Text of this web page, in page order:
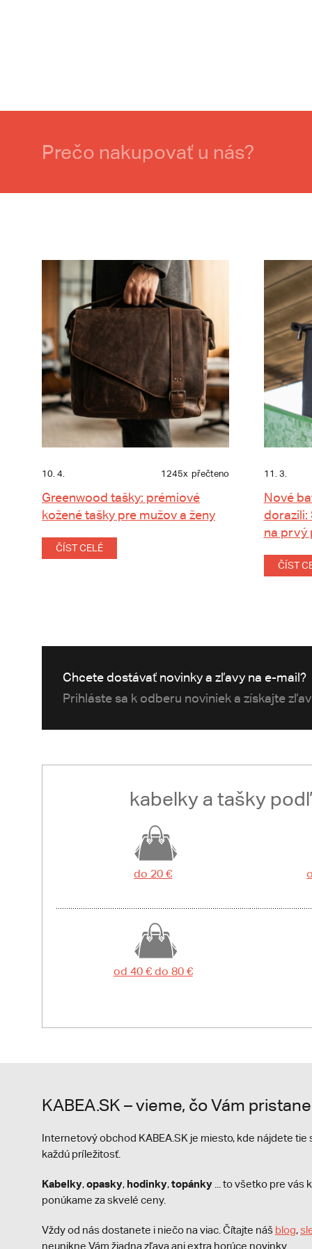
Prečo nakupovať u nás?
10. 4. 1245x přečteno
Greenwood tašky: prémiové
kožené tašky pre mužov a ženy
ČÍST CELÉ
11. 3.
Nové
dorazili:
na prvý
ČÍST
Chcete dostávať novinky a zľavy na e-mail?
Prihláste sa k odberu noviniek a získajte
kabelky a tašky
do 20 €
od 40 € do 80 €
KABEA.SK – vieme, čo Vám pristane
Internetový obchod KABEA.SK je miesto, kde nájdete
každú príležitosť.
Kabelky,opasky, hodinky,topánky ... to všetko pre vás
ponúkame za skvelé ceny.
Vždy od nás dostanete i niečo na viac. Čítajte náš blog,
neunikne Vám žiadna zľava ani extra horúce novinky.